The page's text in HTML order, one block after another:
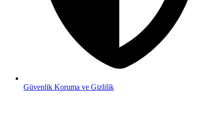
Güvenlik Koruma ve Gizlilik